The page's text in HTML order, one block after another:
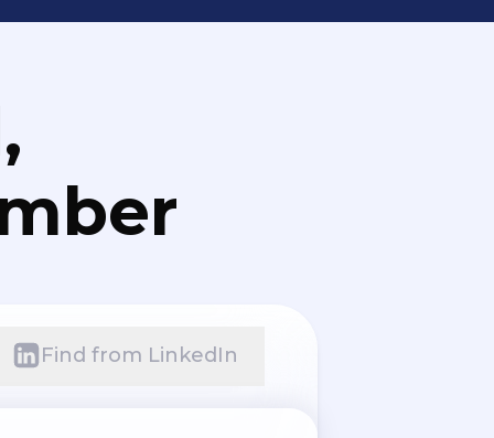
Find from LinkedIn